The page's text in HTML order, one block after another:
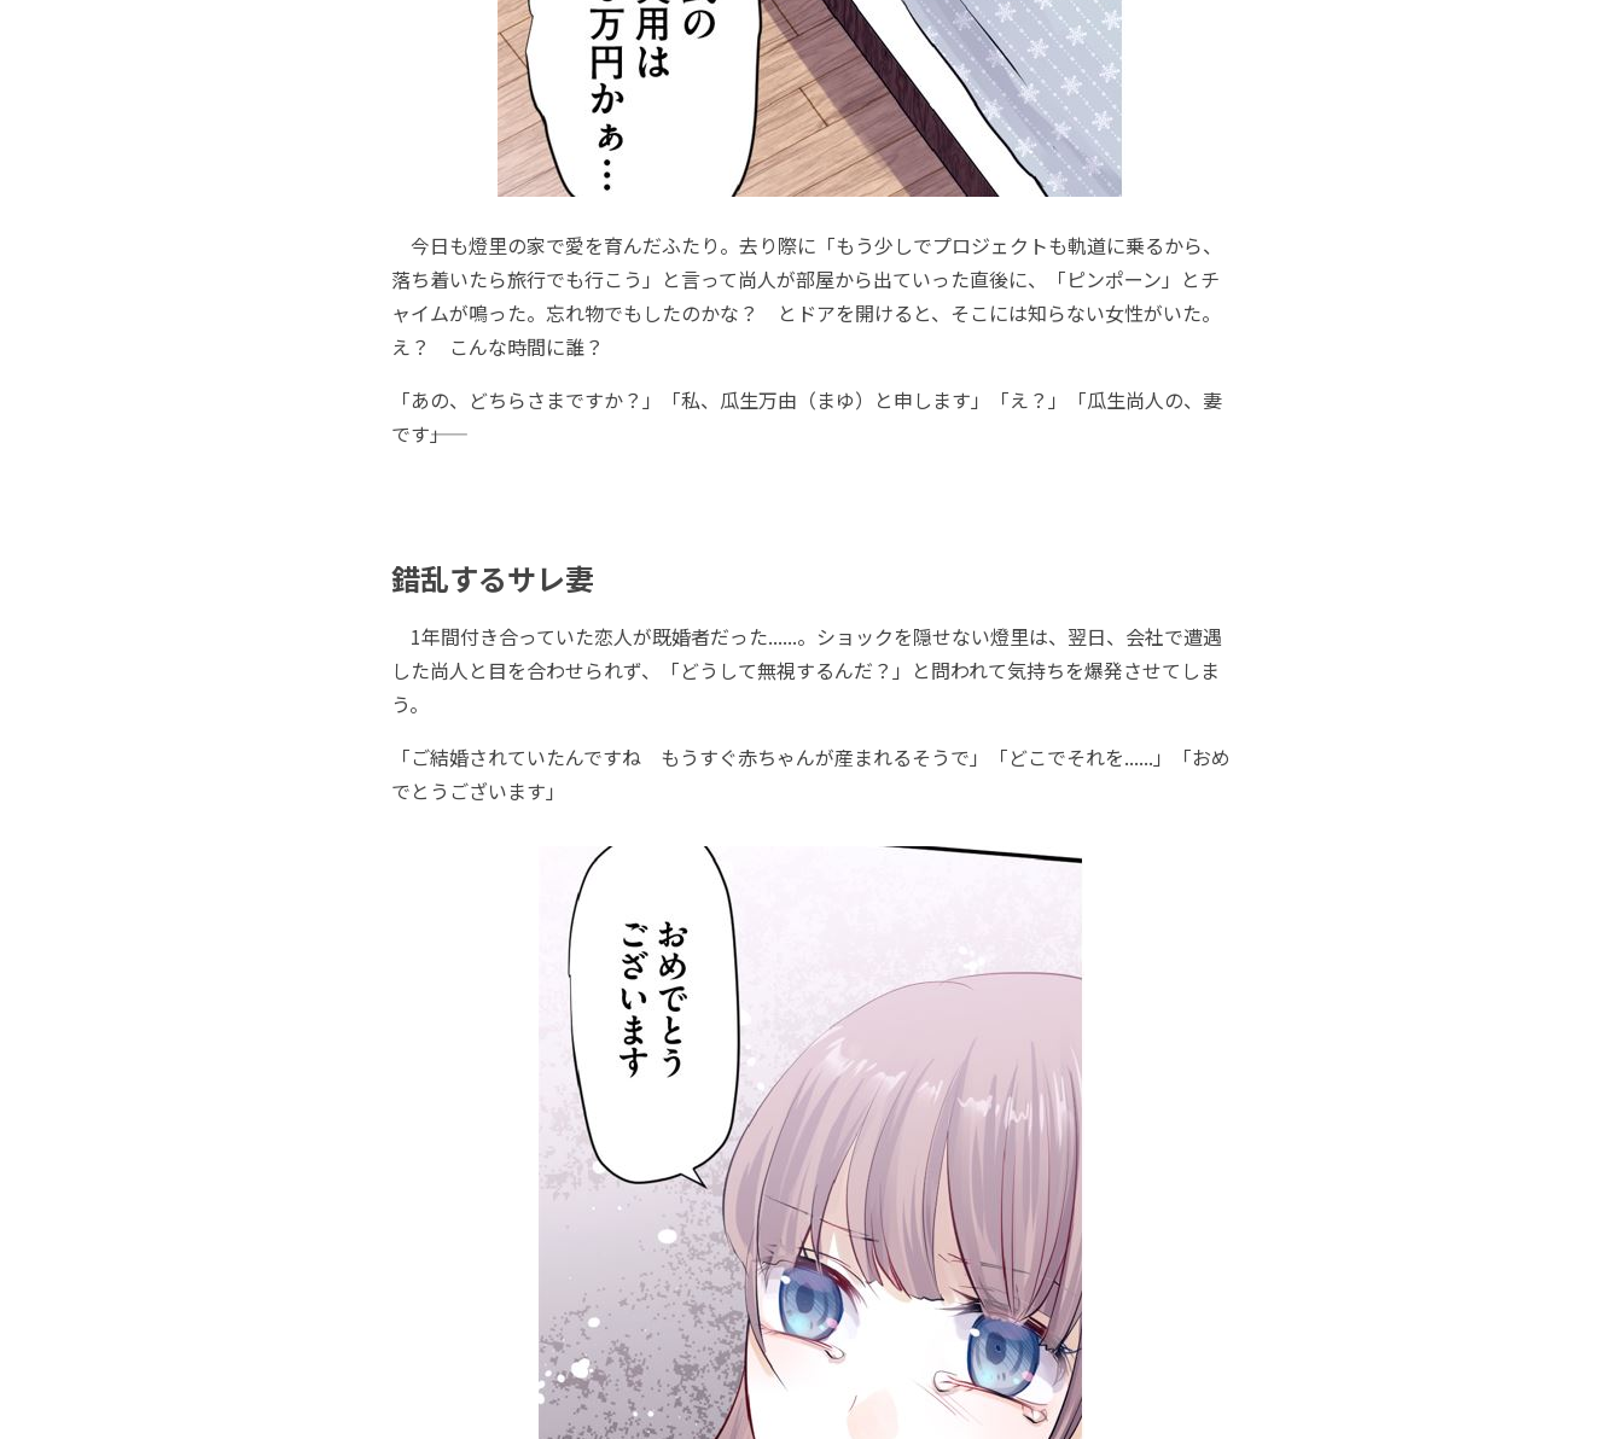
今日も燈里の家で愛を育んだふたり。去り際に「もう少しでプロジェクトも軌道に乗るから、
落ち着いたら旅行でも行こう」と言って尚人が部屋から出ていった直後に、「ピンポーン」とチ
ャイムが鳴った。忘れ物でもしたのかな？ とドアを開けると、そこには知らない女性がいた。
え？ こんな時間に誰？
「あの、どちらさまですか？」「私、瓜生万由（まゆ）と申します」「え？」「瓜生尚人の、妻
です――」
錯乱するサレ妻
1年間付き合っていた恋人が既婚者だった......。ショックを隠せない燈里は、翌日、会社で遭遇
した尚人と目を合わせられず、「どうして無視するんだ？」と問われて気持ちを爆発させてしま
う。
「ご結婚されていたんですね もうすぐ赤ちゃんが産まれるそうで」「どこでそれを......」「おめ
でとうございます」